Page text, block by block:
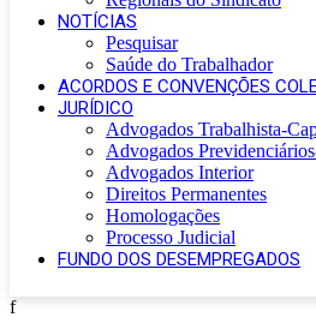
NOTÍCIAS
Pesquisar
Saúde do Trabalhador
ACORDOS E CONVENÇÕES
JURÍDICO
Advogados Trabalhista-
Advogados
Advogados Interior
Direitos Permanentes
Homologações
Processo Judicial
FUNDO DOS DESEMPREGADOS
f